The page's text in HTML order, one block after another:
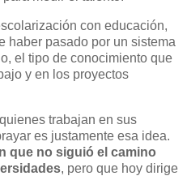
con educación,
haber pasado por un sistema
el tipo de conocimiento que
y en los proyectos
trabajan en sus
es justamente esa idea.
que no siguió el camino
, pero que hoy dirige